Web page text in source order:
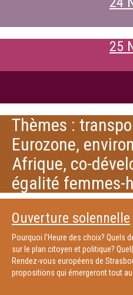
25
Thèmes :
Eurozone,
Afrique, co-
égalité femmes-
Ouverture solennelle
Pourquoi l’Heure des choix? Quels
sur le plan citoyen et politique?
Rendez-vous européens de
propositions qui émergeront tout